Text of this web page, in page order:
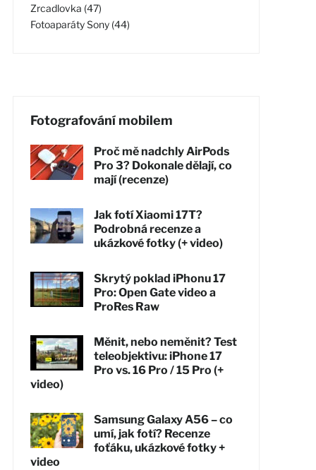
Zrcadlovka (47)
Fotoaparáty Sony (44)
Fotografování mobilem
Proč mě nadchly AirPods
Pro 3? Dokonale dělají, co
mají (recenze)
Jak fotí Xiaomi 17T?
Podrobná recenze a
ukázkové fotky (+ video)
Skrytý poklad iPhonu 17
Pro: Open Gate video a
ProRes Raw
Měnit, nebo neměnit? Test
teleobjektivu: iPhone 17
Pro vs. 16 Pro / 15 Pro (+
video)
Samsung Galaxy A56 – co
umí, jak fotí? Recenze
foťáku, ukázkové fotky +
video